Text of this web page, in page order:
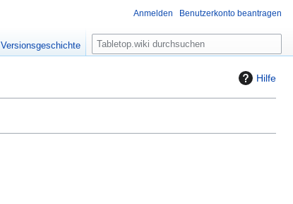
Hilfe
Anmelden Benutzerkonto beantragen
Versionsgeschichte
S
u
e